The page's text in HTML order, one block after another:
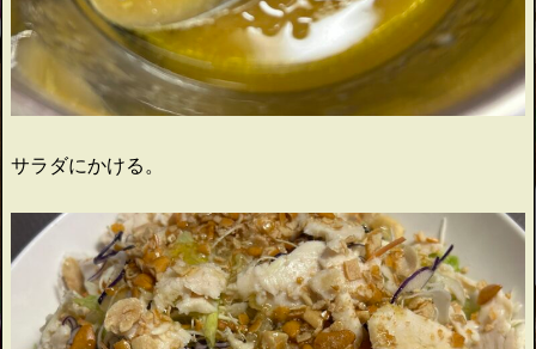
サラダにかける。